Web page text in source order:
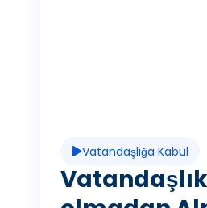
Vatandaşlığa Kabul
Vatandaşlık